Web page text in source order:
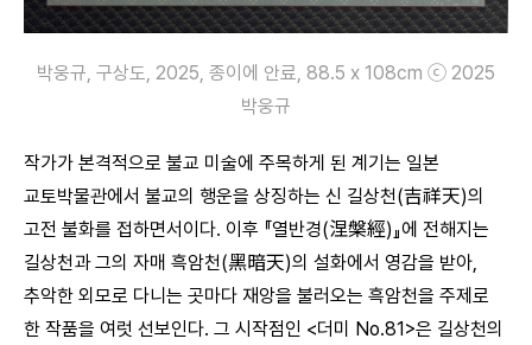
박웅규, 구상도, 2025, 종이에 안료, 88.5 x 108cm ⓒ 2025
박웅규
작가가 본격적으로 불교 미술에 주목하게 된 계기는 일본
교토박물관에서 불교의 행운을 상징하는 신 길상천(吉祥天)의
고전 불화를 접하면서이다. 이후 『열반경(涅槃經)』에 전해지는
길상천과 그의 자매 흑암천(黑暗天)의 설화에서 영감을 받아,
추악한 외모로 다니는 곳마다 재앙을 불러오는 흑암천을 주제로
한 작품을 여럿 선보인다. 그 시작점인 <더미 No.81>은 길상천의